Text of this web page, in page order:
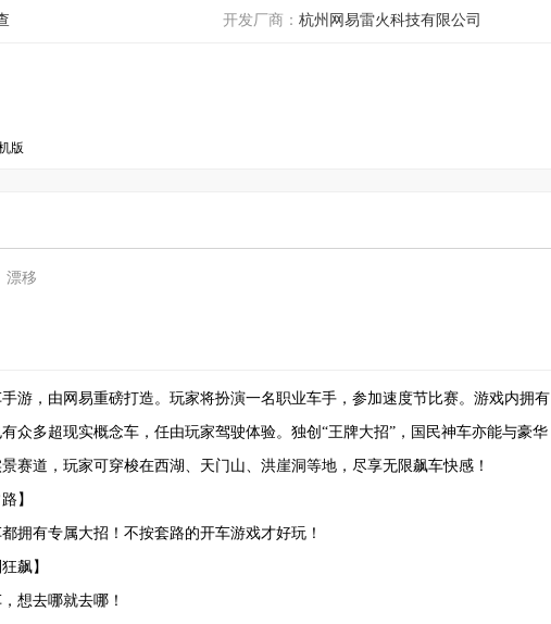
开发厂商：杭州网易雷火科技有限公司
版
漂移
游，由网易重磅打造。玩家将扮演一名职业车手，参加速度节比赛。游戏内拥有
众多超现实概念车，任由玩家驾驶体验。独创“王牌大招”，国民神车亦能与豪华
赛道，玩家可穿梭在西湖、天门山、洪崖洞等地，尽享无限飙车快感！
】
拥有专属大招！不按套路的开车游戏才好玩！
飙】
想去哪就去哪！